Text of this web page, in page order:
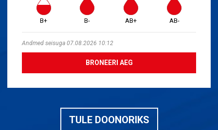
B+ B- AB+ AB-
Andmed seisuga 07.08.2026 10:12
BRONEERI AEG
TULE DOONORIKS